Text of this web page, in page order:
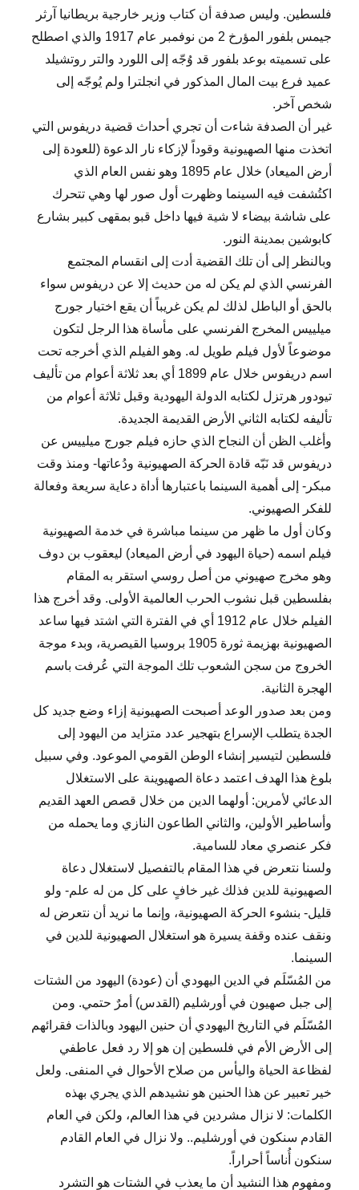
فلسطين. وليس صدفة أن كتاب وزير خارجية بريطانيا آرثر
جيمس بلفور المؤرخ 2 من نوفمبر عام 1917 والذي اصطلح
على تسميته بوعد بلفور قد وُجّه إلى اللورد والتر روتشيلد
عميد فرع بيت المال المذكور في انجلترا ولم يُوجّه إلى
شخص آخر.
غير أن الصدفة شاءت أن تجري أحداث قضية دريفوس التي
اتخذت منها الصهيونية وقوداً لإزكاء نار الدعوة (للعودة إلى
أرض الميعاد) خلال عام 1895 وهو نفس العام الذي
اكتُشفت فيه السينما وظهرت أول صور لها وهي تتحرك
على شاشة بيضاء لا شية فيها داخل قبو بمقهى كبير بشارع
كابوشين بمدينة النور.
وبالنظر إلى أن تلك القضية أدت إلى انقسام المجتمع
الفرنسي الذي لم يكن له من حديث إلا عن دريفوس سواء
بالحق أو الباطل لذلك لم يكن غريباً أن يقع اختيار جورج
ميلييس المخرج الفرنسي على مأساة هذا الرجل لتكون
موضوعاً لأول فيلم طويل له. وهو الفيلم الذي أخرجه تحت
اسم دريفوس خلال عام 1899 أي بعد ثلاثة أعوام من تأليف
تيودور هرتزل لكتابه الدولة اليهودية وقبل ثلاثة أعوام من
تأليفه لكتابه الثاني الأرض القديمة الجديدة.
وأغلب الظن أن النجاح الذي حازه فيلم جورج ميلييس عن
دريفوس قد نَبّه قادة الحركة الصهيونية ودُعاتها- ومنذ وقت
مبكر- إلى أهمية السينما باعتبارها أداة دعاية سريعة وفعالة
للفكر الصهيوني.
وكان أول ما ظهر من سينما مباشرة في خدمة الصهيونية
فيلم اسمه (حياة اليهود في أرض الميعاد) ليعقوب بن دوف
وهو مخرج صهيوني من أصل روسي استقر به المقام
بفلسطين قبل نشوب الحرب العالمية الأولى. وقد أخرج هذا
الفيلم خلال عام 1912 أي في الفترة التي اشتد فيها ساعد
الصهيونية بهزيمة ثورة 1905 بروسيا القيصرية، وبدء موجة
الخروج من سجن الشعوب تلك الموجة التي عُرفت باسم
الهجرة الثانية.
ومن بعد صدور الوعد أصبحت الصهيونية إزاء وضع جديد كل
الجدة يتطلب الإسراع بتهجير عدد متزايد من اليهود إلى
فلسطين لتيسير إنشاء الوطن القومي الموعود. وفي سبيل
بلوغ هذا الهدف اعتمد دعاة الصهيوينة على الاستغلال
الدعائي لأمرين: أولهما الدين من خلال قصص العهد القديم
وأساطير الأولين، والثاني الطاعون النازي وما يحمله من
فكر عنصري معاد للسامية.
ولسنا نتعرض في هذا المقام بالتفصيل لاستغلال دعاة
الصهيونية للدين فذلك غير خافٍ على كل من له علم- ولو
قليل- بنشوء الحركة الصهيونية، وإنما ما نريد أن نتعرض له
ونقف عنده وقفة يسيرة هو استغلال الصهيونية للدين في
السينما.
من المُسّلَم في الدين اليهودي أن (عودة) اليهود من الشتات
إلى جبل صهيون في أورشليم (القدس) أمرٌ حتمي. ومن
المُسّلَم في التاريخ اليهودي أن حنين اليهود وبالذات فقرائهم
إلى الأرض الأم في فلسطين إن هو إلا رد فعل عاطفي
لفظاعة الحياة واليأس من صلاح الأحوال في المنفى. ولعل
خير تعبير عن هذا الحنين هو نشيدهم الذي يجري بهذه
الكلمات: لا نزال مشردين في هذا العالم، ولكن في العام
القادم سنكون في أورشليم.. ولا نزال في العام القادم
سنكون أُناساً أحراراً.
ومفهوم هذا النشيد أن ما يعذب في الشتات هو التشرد